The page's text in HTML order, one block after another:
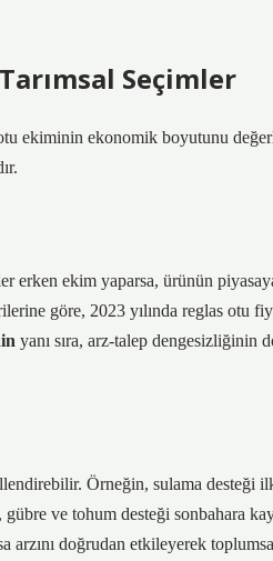
Seçimler
ekiminin ekonomik boyutunu
erken ekim yaparsa, ürünün
göre, 2023 yılında reglas otu
yanı sıra, arz-talep dengesizliğinin
Örneğin, sulama desteği
ve tohum desteği sonbahara
doğrudan etkileyerek